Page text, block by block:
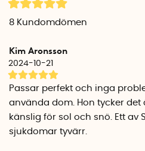
Medium (9-27kg) ex Dalmatiner
Large(22-44kg) ex Labrador
OBS! Alla svarta glasögon har
8 Kundomdömen
Kim Aronsson
2024-10-21
Passar perfekt och inga
använda dom. Hon tycker det
känslig för sol och snö. Ett av
sjukdomar tyvärr.